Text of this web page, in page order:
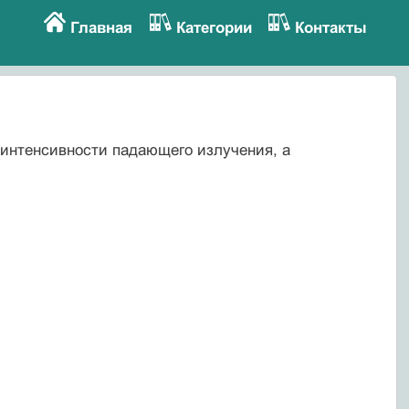
Главная Категории Контакты
падающего излучения, а